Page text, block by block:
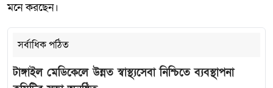
মনে করছেন।
সর্বাধিক পঠিত
টাঙ্গাইল মেডিকেলে উন্নত স্বাস্থ্যসেবা নিশ্চিতে ব্যবস্থাপনা